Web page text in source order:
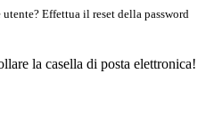
Effettua il reset della password
la casella di posta elettronica!